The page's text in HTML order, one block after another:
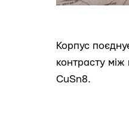
Корпус
контрасту
CuSn8.